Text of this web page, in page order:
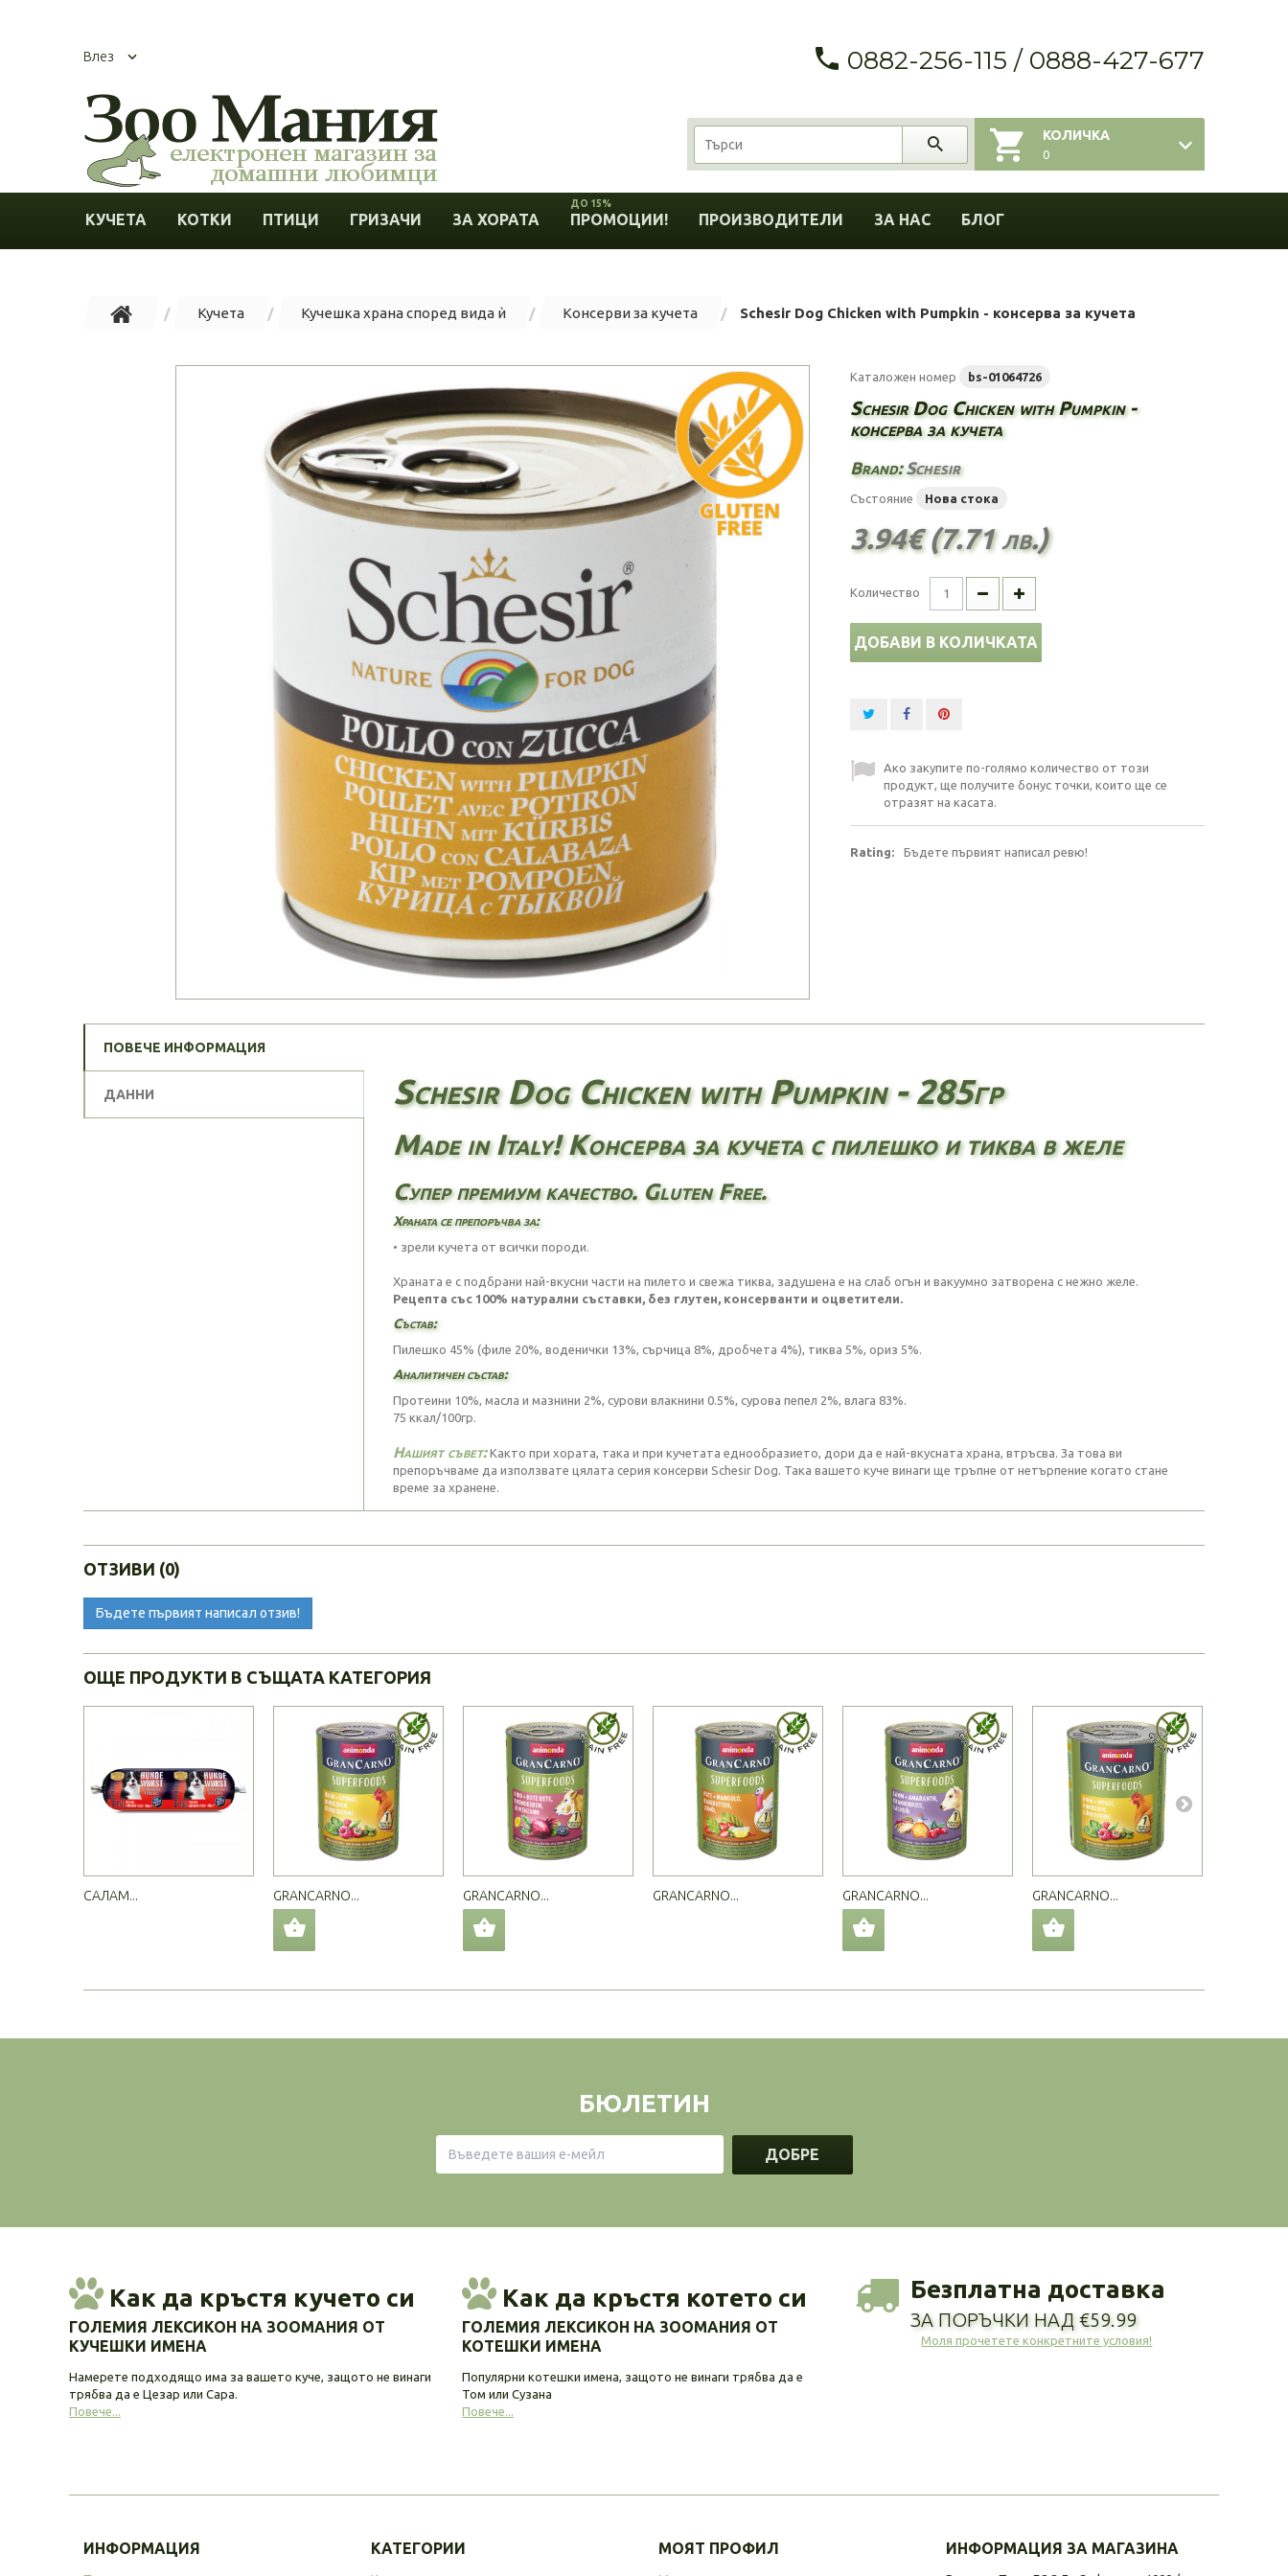
Влез 0882-256-115 / 0888-427-677
КОЛИЧКА
0
КУЧЕТА КОТКИ ПТИЦИ ГРИЗАЧИ ЗА ХОРАТА ПРОМОЦИИ!
ДО 15%
ПРОИЗВОДИТЕЛИ ЗА НАС БЛОГ
Кучета Кучешка храна според вида ѝ Консерви за кучета Schesir Dog Chicken with Pumpkin - консерва за кучета
Каталожен номер bs-01064726
Schesir Dog Chicken with Pumpkin -
консерва за кучета
Brand:Schesir
Състояние Нова стока
3.94€ (7.71 лв.)
Количество
ДОБАВИ В КОЛИЧКАТА
Ако закупите по-голямо количество от този
продукт, ще получите бонус точки, които ще се
отразят на касата.
Rating: Бъдете първият написал ревю!
ПОВЕЧЕ ИНФОРМАЦИЯ
ДАННИ Schesir Dog Chicken with Pumpkin - 285гр
Made in Italy! Консерва за кучета с пилешко и тиква в желе
Супер премиум качество. Gluten Free.
Храната се препоръчва за:
• зрели кучета от всички породи.
Храната е с подбрани най-вкусни части на пилето и свежа тиква, задушена е на слаб огън и вакуумно затворена с нежно желе.
Рецепта със 100% натурални съставки, без глутен, консерванти и оцветители.
Състав:
Пилешко 45% (филе 20%, воденички 13%, сърчица 8%, дробчета 4%), тиква 5%, ориз 5%.
Аналитичен състав:
Протеини 10%, масла и мазнини 2%, сурови влакнини 0.5%, сурова пепел 2%, влага 83%.
75 ккал/100гр.
Нашият съвет:Както при хората, така и при кучетата еднообразието, дори да е най-вкусната храна, втръсва. За това ви
препоръчваме да използвате цялата серия консерви Schesir Dog. Така вашето куче винаги ще тръпне от нетърпение когато стане
време за хранене.
ОТЗИВИ (0)
Бъдете първият написал отзив!
ОЩЕ ПРОДУКТИ В СЪЩАТА КАТЕГОРИЯ
САЛАМ... GRANCARNO... GRANCARNO... GRANCARNO... GRANCARNO... GRANCARNO...
БЮЛЕТИН
ДОБРЕ
Как да кръстя кучето си
ГОЛЕМИЯ ЛЕКСИКОН НА ЗООМАНИЯ ОТ
КУЧЕШКИ ИМЕНА
Намерете подходящо има за вашето куче, защото не винаги
трябва да е Цезар или Сара.
Повече...
Как да кръстя котето си
ГОЛЕМИЯ ЛЕКСИКОН НА ЗООМАНИЯ ОТ
КОТЕШКИ ИМЕНА
Популярни котешки имена, защото не винаги трябва да е
Том или Сузана
Повече...
Безплатна доставка
ЗА ПОРЪЧКИ НАД €59.99
Моля прочетете конкретните условия!
ИНФОРМАЦИЯ КАТЕГОРИИ МОЯТ ПРОФИЛ ИНФОРМАЦИЯ ЗА МАГАЗИНА